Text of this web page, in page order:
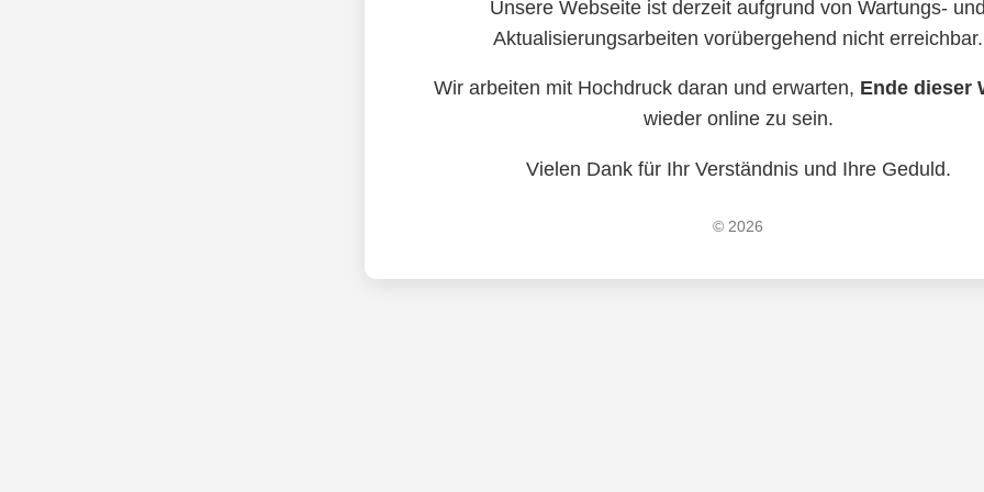
Unsere Webseite ist derzeit aufgrund von Wartungs- und
Aktualisierungsarbeiten vorübergehend nicht erreichbar.
Wir arbeiten mit Hochdruck daran und erwarten, Ende dieser
wieder online zu sein.
Vielen Dank für Ihr Verständnis und Ihre Geduld.
© 2026